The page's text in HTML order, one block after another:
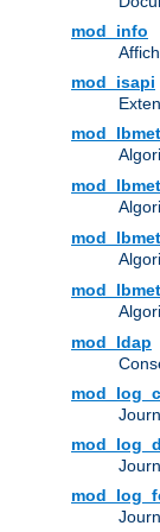
mod_info
mod_isapi
mod_ldap